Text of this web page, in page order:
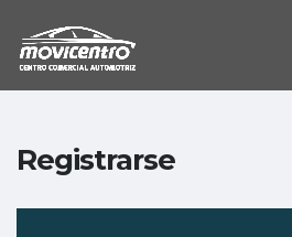
Registrarse